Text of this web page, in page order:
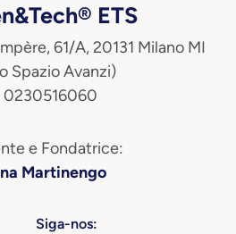
ETS
61/A, 20131 Milano MI
Spazio Avanzi)
0230516060
e Fondatrice:
Martinengo
Siga-nos: